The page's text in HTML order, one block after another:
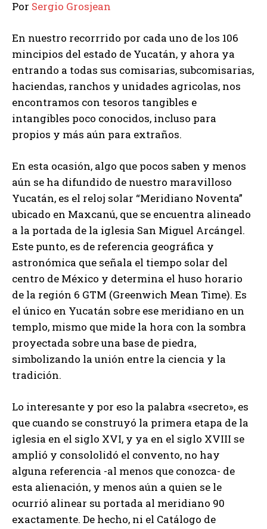
Por Sergio Grosjean
En nuestro recorrrido por cada uno de los 106
mincipios del estado de Yucatán, y ahora ya
entrando a todas sus comisarias, subcomisarias,
haciendas, ranchos y unidades agricolas, nos
encontramos con tesoros tangibles e
intangibles poco conocidos, incluso para
propios y más aún para extraños.
En esta ocasión, algo que pocos saben y menos
aún se ha difundido de nuestro maravilloso
Yucatán, es el reloj solar “Meridiano Noventa”
ubicado en Maxcanú, que se encuentra alineado
a la portada de la iglesia San Miguel Arcángel.
Este punto, es de referencia geográfica y
astronómica que señala el tiempo solar del
centro de México y determina el huso horario
de la región 6 GTM (Greenwich Mean Time). Es
el único en Yucatán sobre ese meridiano en un
templo, mismo que mide la hora con la sombra
proyectada sobre una base de piedra,
simbolizando la unión entre la ciencia y la
tradición.
Lo interesante y por eso la palabra «secreto», es
que cuando se construyó la primera etapa de la
iglesia en el siglo XVI, y ya en el siglo XVIII se
amplió y consololidó el convento, no hay
alguna referencia -al menos que conozca- de
esta alienación, y menos aún a quien se le
ocurrió alinear su portada al meridiano 90
exactamente. De hecho, ni el Catálogo de